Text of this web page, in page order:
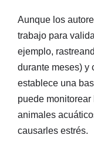
Aunque los
trabajo para
ejemplo,
durante meses) y
establece una
puede
animales
causarles estrés.